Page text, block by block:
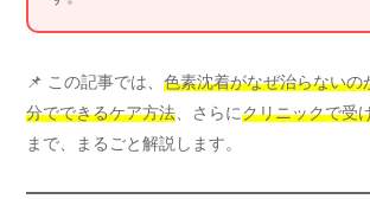
📌 この記事では、 色素沈着がなぜ治らないの
分でできるケア方法、さらにクリニックで受
まで、まるごと解説します。